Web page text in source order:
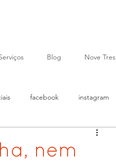
Blog Nove Tres
facebook instagram
nem